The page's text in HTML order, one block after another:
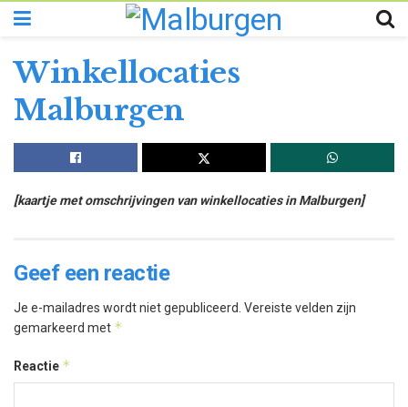
Winkellocaties
Malburgen
[kaartje met omschrijvingen van winkellocaties in Malburgen]
Geef een reactie
Je e-mailadres wordt niet gepubliceerd. Vereiste velden zijn
gemarkeerd met *
Reactie *